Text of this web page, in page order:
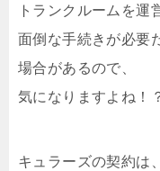
トランクルームを運
面倒な手続きが必要
場合があるので、
気になりますよね！
キュラーズの契約は、